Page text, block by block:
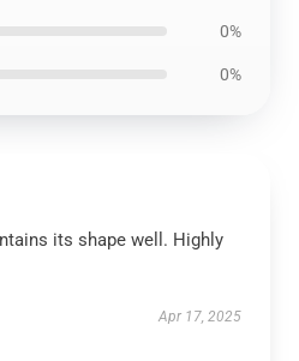
0%
0%
its shape well. Highly
Apr 17, 2025